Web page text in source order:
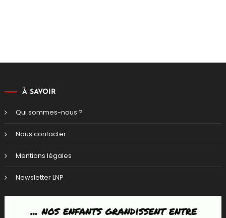
À SAVOIR
Qui sommes-nous ?
Nous contacter
Mentions légales
Newsletter LNP